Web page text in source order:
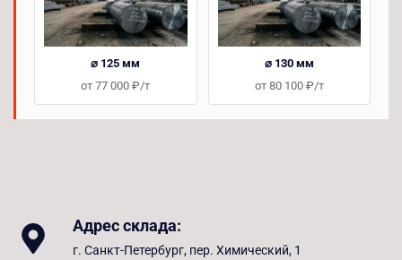
⌀ 125 мм
от 77 000 ₽/т
⌀ 130 мм
от 80 100 ₽/т
Адрес склада:
г. Санкт-Петербург, пер. Химический, 1